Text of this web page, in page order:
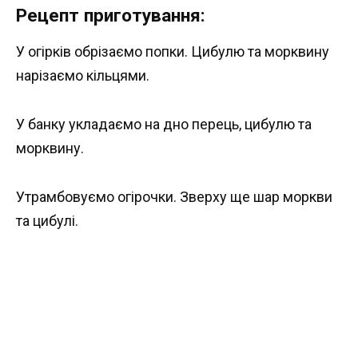
Рецепт приготування:
У огірків обрізаємо попки. Цибулю та морквину
нарізаємо кільцями.
У банку укладаємо на дно перець, цибулю та
морквину.
Утрамбовуємо огірочки. Зверху ще шар моркви
та цибулі.